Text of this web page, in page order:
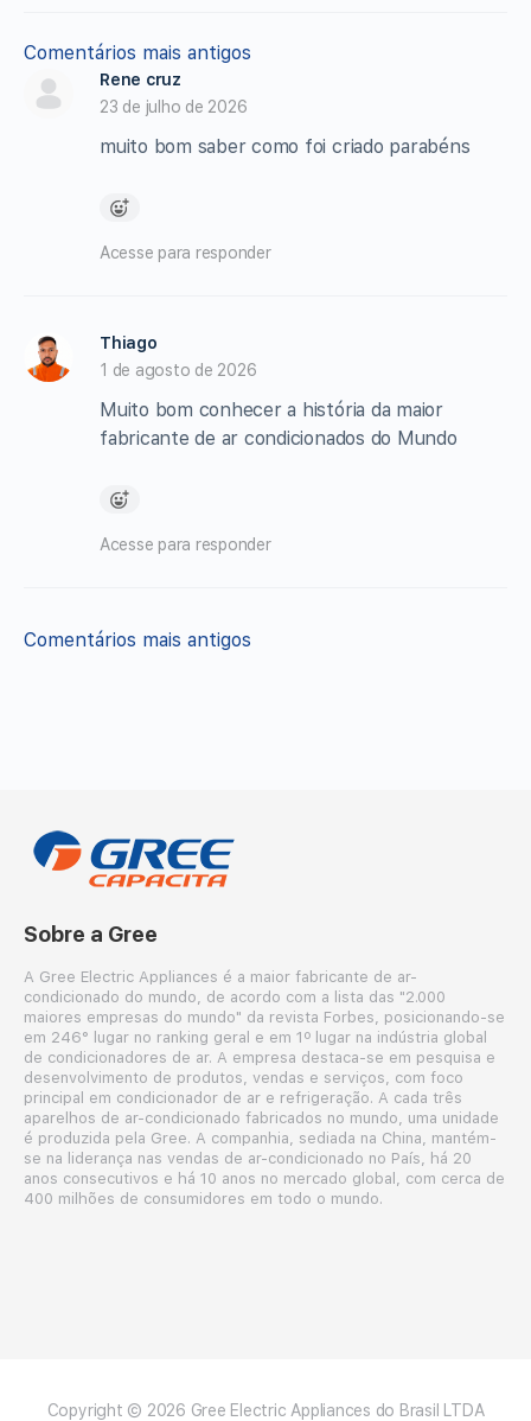
Navegação
de
comentários
Comentários mais antigos
Rene cruz
23 de julho de 2026
muito bom saber como foi criado parabéns
Acesse para responder
Thiago
1 de agosto de 2026
Muito bom conhecer a história da maior
fabricante de ar condicionados do Mundo
Acesse para responder
Navegação
Comentários mais antigos
Sobre a Gree
A Gree Electric Appliances é a maior fabricante de ar-
condicionado do mundo, de acordo com a lista das "2.000
maiores empresas do mundo" da revista Forbes, posicionando-se
em 246° lugar no ranking geral e em 1º lugar na indústria global
de condicionadores de ar. A empresa destaca-se em pesquisa e
desenvolvimento de produtos, vendas e serviços, com foco
principal em condicionador de ar e refrigeração. A cada três
aparelhos de ar-condicionado fabricados no mundo, uma unidade
é produzida pela Gree. A companhia, sediada na China, mantém-
se na liderança nas vendas de ar-condicionado no País, há 20
anos consecutivos e há 10 anos no mercado global, com cerca de
400 milhões de consumidores em todo o mundo.
Copyright © 2026 Gree Electric Appliances do Brasil LTDA